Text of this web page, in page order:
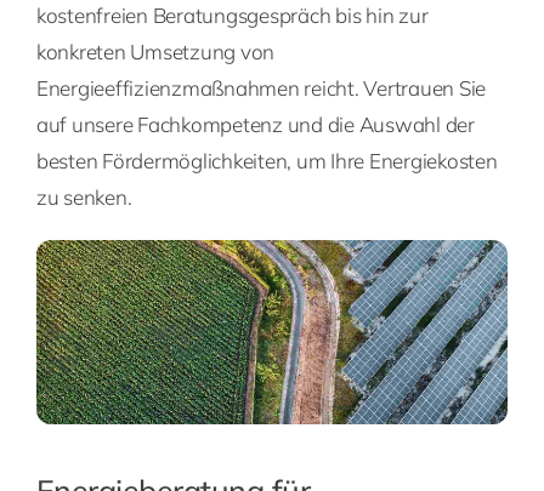
kostenfreien Beratungsgespräch bis hin zur
konkreten Umsetzung von
Energieeffizienzmaßnahmen reicht. Vertrauen Sie
auf unsere Fachkompetenz und die Auswahl der
besten Fördermöglichkeiten, um Ihre Energiekosten
zu senken.